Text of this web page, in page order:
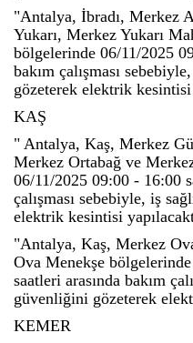
"Antalya, İbradı, Merkez
Yukarı, Merkez Yukarı
bölgelerinde 06/11/2025
bakım çalışması
gözeterek elektrik kesintisi
KAŞ
" Antalya, Kaş, Merkez
Merkez Ortabağ ve
06/11/2025 09:00 - 16:00
çalışması sebebiyle, iş
elektrik kesintisi
"Antalya, Kaş, Merkez
Ova Menekşe
saatleri arasında bakım
güvenliğini gözeterek
KEMER